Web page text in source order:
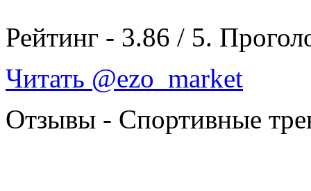
Рейтинг - 3.86 / 5.
Читать @ezo_market
Отзывы - Спортивные